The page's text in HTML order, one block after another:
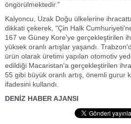
öngörülmektedir."
Kalyoncu, Uzak Doğu ülkelerine
dikkati çekerek, "Çin Halk
167 ve Güney Kore'ye gerçekleştirilen
yüksek oranlı artışlar yaşandı.
ürün olarak üretimi yapılan otomotiv
edildiği Macaristan'a gerçekleştirilen
55 gibi büyük oranlı artış, önemli gurur
ifadesini kullandı.
DENİZ HABER AJANSI